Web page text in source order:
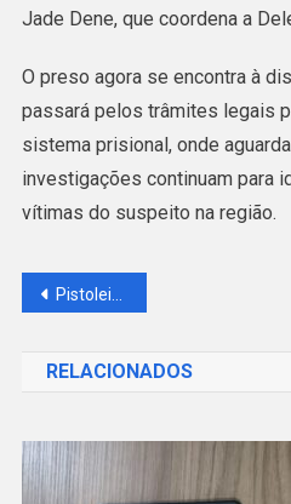
Jade Dene, que coordena a
O preso agora se encontra à
passará pelos trâmites legais
sistema prisional, onde
investigações continuam para
vítimas do suspeito na região.
Navegação
Post
Pistoleiro contratado por ladrões de gado é capturado pela Polícia Civil após uma década
RELACIONADOS